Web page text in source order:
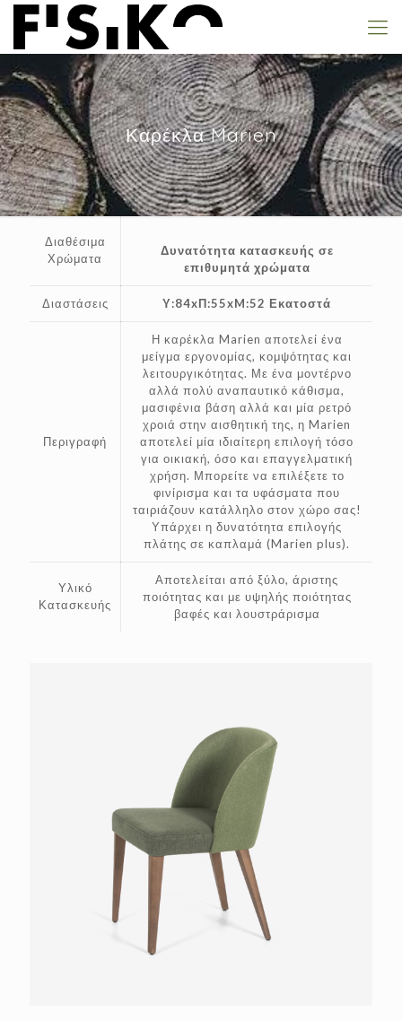
Καρέκλα Marien
Διαθέσιμα
Χρώματα
Δυνατότητα κατασκευής σε
επιθυμητά χρώματα
Διαστάσεις Υ:84xΠ:55xM:52 Εκατοστά
Περιγραφή
Η καρέκλα Marien αποτελεί ένα
μείγμα εργονομίας, κομψότητας και
λειτουργικότητας. Με ένα μοντέρνο
αλλά πολύ αναπαυτικό κάθισμα,
μασιφένια βάση αλλά και μία ρετρό
χροιά στην αισθητική της, η Marien
αποτελεί μία ιδιαίτερη επιλογή τόσο
για οικιακή, όσο και επαγγελματική
χρήση. Μπορείτε να επιλέξετε το
φινίρισμα και τα υφάσματα που
ταιριάζουν κατάλληλο στον χώρο σας!
Υπάρχει η δυνατότητα επιλογής
πλάτης σε καπλαμά (Marien plus).
Υλικό
Κατασκευής
Αποτελείται από ξύλο, άριστης
ποιότητας και με υψηλής ποιότητας
βαφές και λουστράρισμα